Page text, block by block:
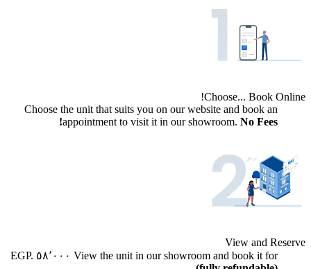
Choose... Book Online!
Choose the unit that suits you on our website and book an
appointment to visit it in our showroom. No Fees!
View and Reserve
View the unit in our showroom and book it for ٥٨٬٠٠٠